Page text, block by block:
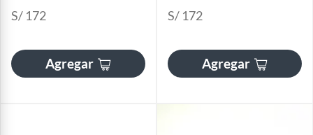
S/ 172
Agregar
S/ 172
Agregar